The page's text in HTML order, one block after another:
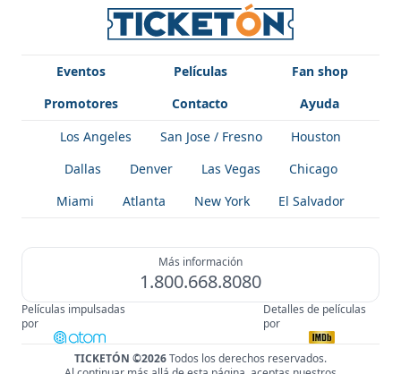
!
Eventos Películas
Fan shop
Promotores
Contacto
Ayuda
Los Angeles
San Jose / Fresno
Houston
Dallas
Denver Las Vegas
Chicago
Miami
Atlanta New York El Salvador
Más información
1.800.668.8080
Películas impulsadas
por
Detalles de películas
por
TICKETÓN ©2026Todos los derechos reservados.